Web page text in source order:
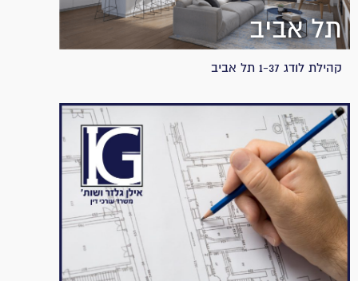
תל אביב
קהילת לודג 1-37 תל אביב